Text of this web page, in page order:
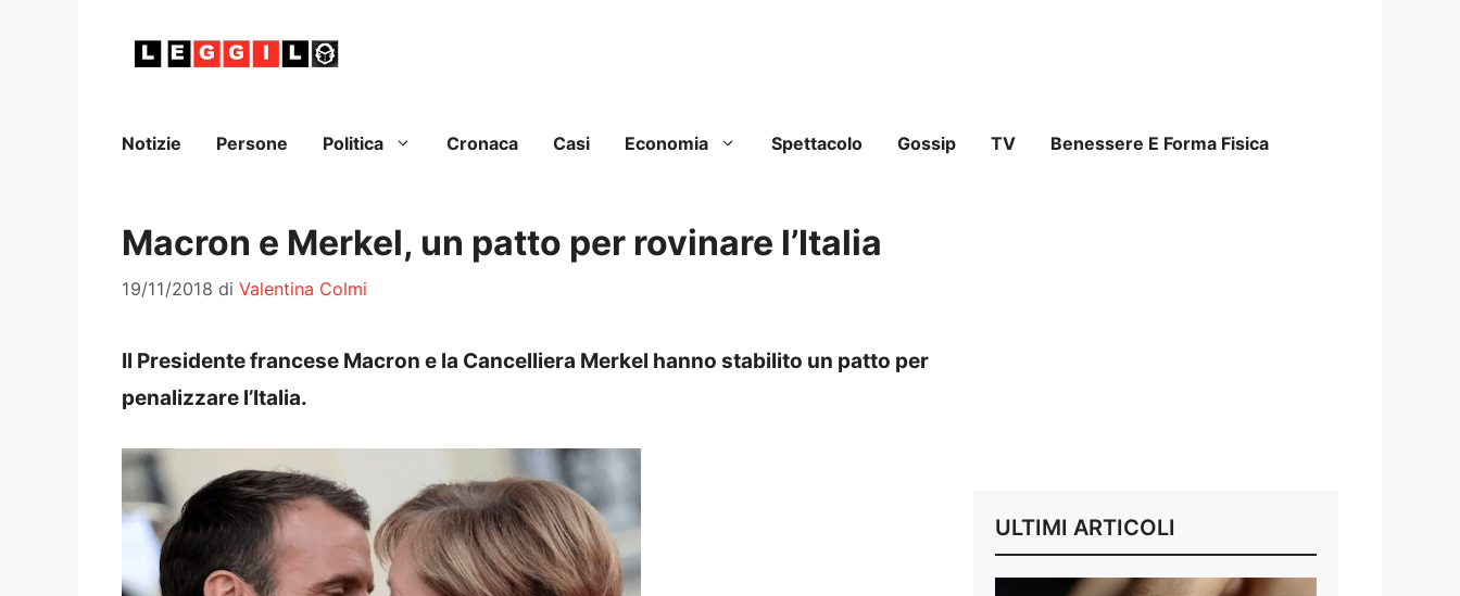
Notizie Persone Politica Cronaca Casi Economia Spettacolo Gossip TV Benessere E Forma Fisica
Macron e Merkel, un patto per rovinare l’Italia
19/11/2018 di Valentina Colmi
Il Presidente francese Macron e la Cancelliera Merkel hanno stabilito un patto per
penalizzare l’Italia.
ULTIMI ARTICOLI